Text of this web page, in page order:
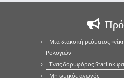
Μια διακοπή ρεύματος
Ρολογιών
Ένας δορυφόρος Starlink
Μη ωμικός αγωγός